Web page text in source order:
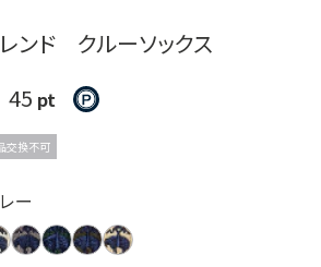
ンド クルーソックス
45 pt
交換不可
ー